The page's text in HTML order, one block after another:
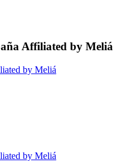
Affiliated by Meliá
by Meliá
by Meliá